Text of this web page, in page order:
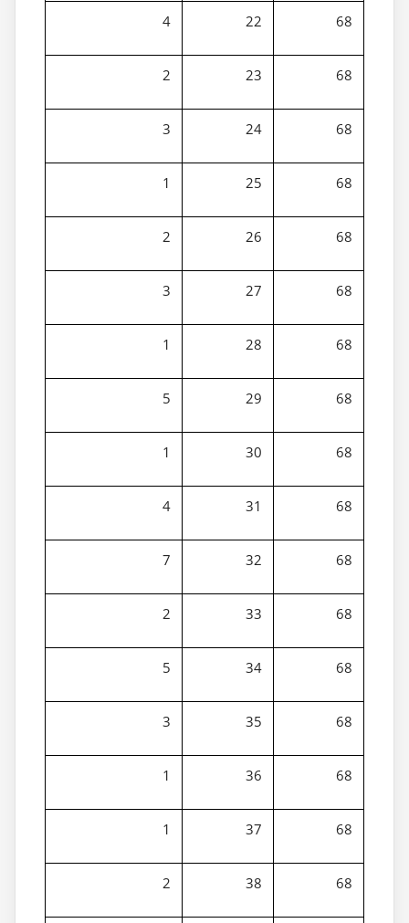
68
22
4
68
23
2
68
24
3
68
25
1
68
26
2
68
27
3
68
28
1
68
29
5
68
30
1
68
31
4
68
32
7
68
33
2
68
34
5
68
35
3
68
36
1
68
37
1
68
38
2